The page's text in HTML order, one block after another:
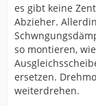
es gibt keine
Abzieher.
so montieren,
ersetzen.
weiterdrehen.